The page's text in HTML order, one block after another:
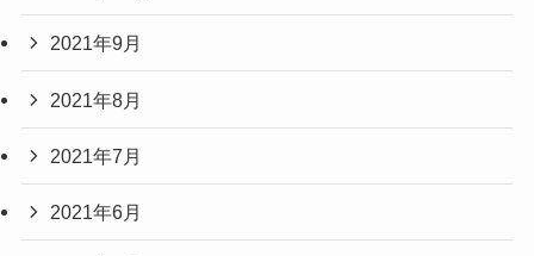
2021年9月
2021年8月
2021年7月
2021年6月